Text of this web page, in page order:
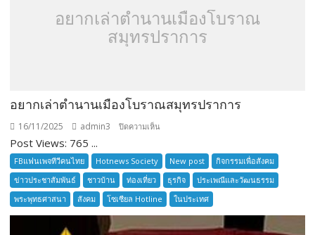
อยากเล่าตำนานเมืองโบราณ
สมุทรปราการ
อยากเล่าตำนานเมืองโบราณสมุทรปราการ
16/11/2025 admin3 ปิดความเห็น
เล่า
ตำนาน
เมือง
โบราณ
สมุทรปราการ
Post Views: 765 ...
FBแฟนเพจทีวีคนไทย Hotnews Society New post
กิจกรรมเพื่อสังคม
ข่าวประชาสัมพันธ์
ชาวบ้าน ท่องเที่ยว ธุรกิจ
ประเพณีและวัฒนธรรม
พระพุทธศาสนา
สังคม โซเซียล Hotline ในประเทศ